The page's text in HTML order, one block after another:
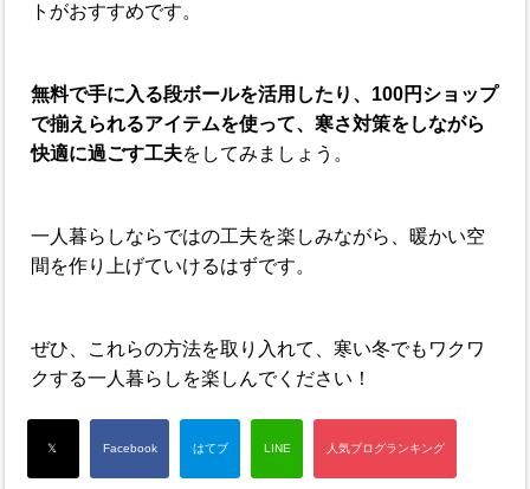
トがおすすめです。
無料で手に入る段ボールを活用したり、100円ショップ
で揃えられるアイテムを使って、寒さ対策をしながら
快適に過ごす工夫をしてみましょう。
一人暮らしならではの工夫を楽しみながら、暖かい空
間を作り上げていけるはずです。
ぜひ、これらの方法を取り入れて、寒い冬でもワクワ
クする一人暮らしを楽しんでください！